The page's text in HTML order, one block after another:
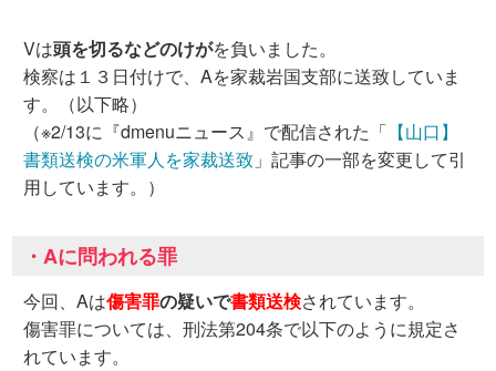
Vは頭を切るなどのけがを負いました。
検察は１３日付けで、Aを家裁岩国支部に送致していま
す。（以下略）
（※2/13に『dmenuニュース』で配信された「 【山口】
書類送検の米軍人を家裁送致 」記事の一部を変更して引
用しています。）
・Aに問われる罪
今回、Aは傷害罪の疑いで書類送検されています。
傷害罪については、刑法第204条で以下のように規定さ
れています。